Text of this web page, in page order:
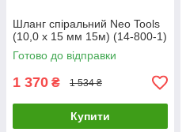
Шланг спіральний Neo Tools
(10,0 х 15 мм 15м) (14-800-1)
Готово до відправки
1 370 ₴ 1 534 ₴
Купити